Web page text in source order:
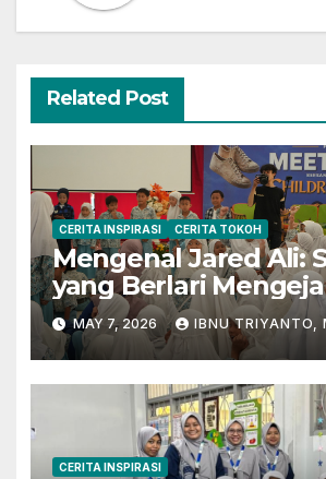
Related Post
CERITA INSPIRASI CERITA TOKOH
Mengenal Jared Ali: Si
yang Berlari
Prestasi di Dunia
Akademik
MAY 7, 2026 IBNU TRIYANTO,
CERITA INSPIRASI